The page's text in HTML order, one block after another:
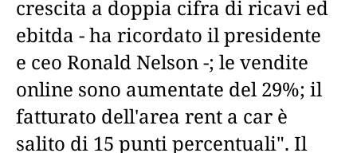
crescita a doppia cifra di ricavi ed
ebitda - ha ricordato il presidente
e ceo Ronald Nelson -; le vendite
online sono aumentate del 29%; il
fatturato dell'area rent a car è
salito di 15 punti percentuali". Il